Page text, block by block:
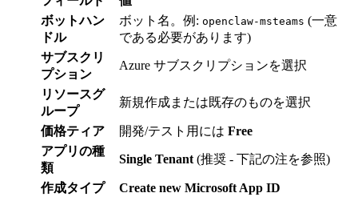
ボットハン
ドル
ボット名。例: openclaw-msteams (一意
である必要があります)
サブスクリ
プション
Azure サブスクリプションを選択
リソースグ
ループ
新規作成または既存のものを選択
価格ティア 開発/テスト用には Free
アプリの種
類
Single Tenant (推奨 - 下記の注を参照)
作成タイプ Create new Microsoft App ID